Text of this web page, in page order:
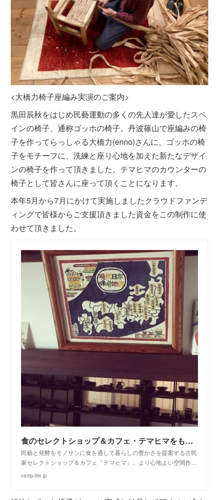
<大橋力椅子座編み実演のご案内>
黒田辰秋をはじめ民藝運動の多くの先人達が愛したスペ
インの椅子、通称ゴッホの椅子。丹波篠山で座編みの椅
子を作ってらっしゃる大橋力(enno)さんに、ゴッホの椅
子をモチーフに、洗練と座り心地を加えた新たなデザイ
ンの椅子を作って頂きました。テマヒマのカウンターの
椅子として皆さんに座って頂くことになります。
本年5月から7月にかけて実施しましたクラウドファンデ
ィングで皆様からご支援頂きました資金をこの制作に使
わせて頂きました。
食のセレクトショップ＆カフェ・テマヒマをもっと味わって欲しい！
民藝と発酵をモノサシに食を通して暮らしの豊かさを提案する古民
家セレクトショップ＆カフェ「テマヒマ」。より心地よい空間作…
camp-fire.jp